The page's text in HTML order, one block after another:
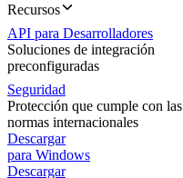
Recursos
API para Desarrolladores
Soluciones de integración
preconfiguradas
Seguridad
Protección que cumple con las
normas internacionales
Descargar
para Windows
Descargar